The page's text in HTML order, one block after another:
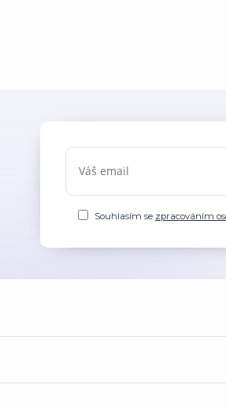
Souhlasím se zpracováním